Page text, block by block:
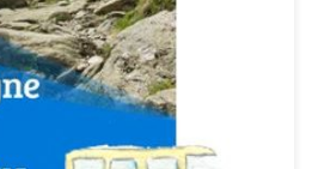
aussi à la radio sur France
avec la Maison
de podcasts « La montagne